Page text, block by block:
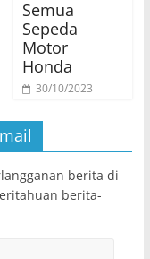
Semua
Sepeda
Motor
Honda
30/10/2023
berita di
berita-